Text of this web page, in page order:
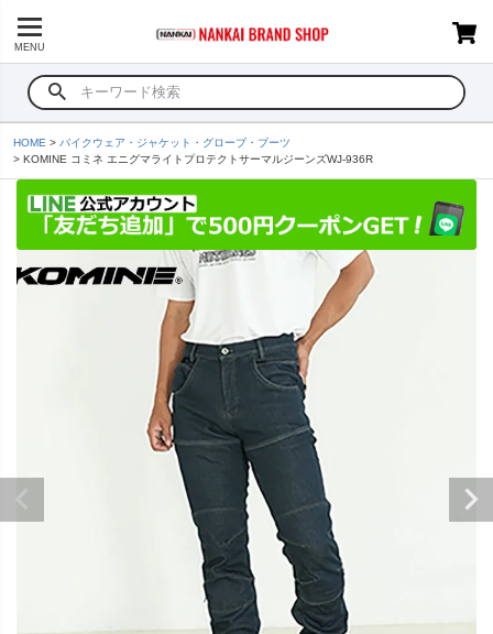
MENU
HOME
バイクウェア・ジャケット・グローブ・ブーツ
KOMINE コミネ エニグマライトプロテクトサーマルジーンズWJ-936R